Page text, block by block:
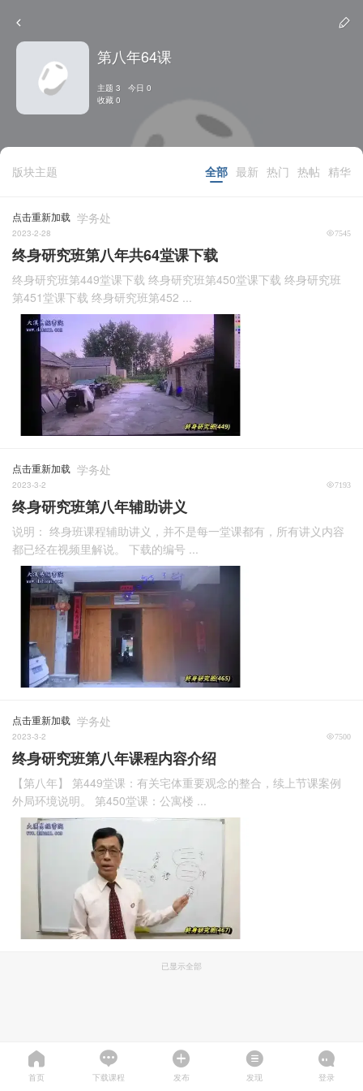
第八年64课
主题 3 今日 0
收藏 0
版块主题 全部 最新 热门 热帖 精华
点击重新加载 学务处
2023-2-28 7545
终身研究班第八年共64堂课下载
终身研究班第449堂课下载 终身研究班第450堂课下载 终身研究班
第451堂课下载 终身研究班第452 ...
点击重新加载 学务处
2023-3-2 7193
终身研究班第八年辅助讲义
说明： 终身班课程辅助讲义，并不是每一堂课都有，所有讲义内容
都已经在视频里解说。 下载的编号 ...
点击重新加载 学务处
2023-3-2 7500
终身研究班第八年课程内容介绍
【第八年】 第449堂课：有关宅体重要观念的整合，续上节课案例
外局环境说明。 第450堂课：公寓楼 ...
已显示全部
首页 下载课程 发布 发现 登录